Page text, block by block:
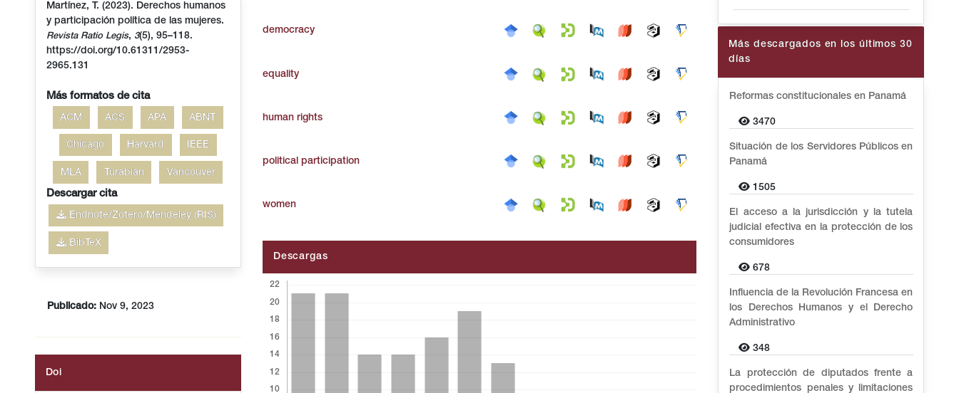
Martínez, T. (2023). Derechos humanos
y participación política de las mujeres.
Revista Ratio Legis, 3(5), 95–118.
https://doi.org/10.61311/2953-
2965.131
Más formatos de cita
ACM ACS APA ABNT
Chicago Harvard IEEE
MLA Turabian Vancouver
Descargar cita
Endnote/Zotero/Mendeley (RIS)
BibTeX
Publicado: Nov 9, 2023
Doi
democracy
equality
human rights
political participation
women
Descargas
Más descargados en los últimos 30
días
Reformas constitucionales en Panamá
3470
Situación de los Servidores Públicos en
Panamá
1505
El acceso a la jurisdicción y la tutela
judicial efectiva en la protección de los
consumidores
678
Influencia de la Revolución Francesa en
los Derechos Humanos y el Derecho
Administrativo
348
La protección de diputados frente a
procedimientos penales y limitaciones